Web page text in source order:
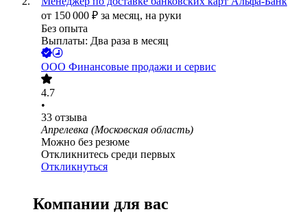
от 150 000 ₽ за месяц, на руки
Без опыта
Выплаты: Два раза в месяц
ООО Финансовые продажи и сервис
4.7
•
33 отзыва
Апрелевка (Московская область)
Можно без резюме
Откликнитесь среди первых
Откликнуться
Компании для вас